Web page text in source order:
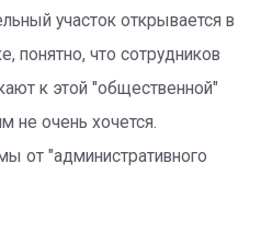
участок открывается в
понятно, что сотрудников
к этой "общественной"
не очень хочется.
от "административного